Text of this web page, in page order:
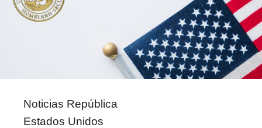
Noticias República
Estados Unidos